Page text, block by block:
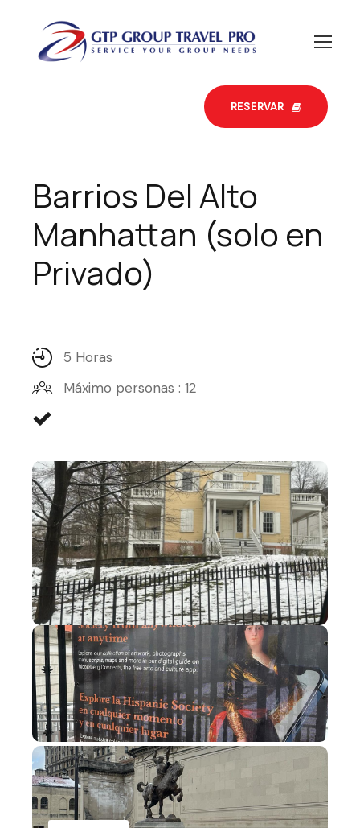
RESERVAR
Barrios Del Alto
Manhattan (solo en
Privado)
5 Horas
Máximo personas : 12